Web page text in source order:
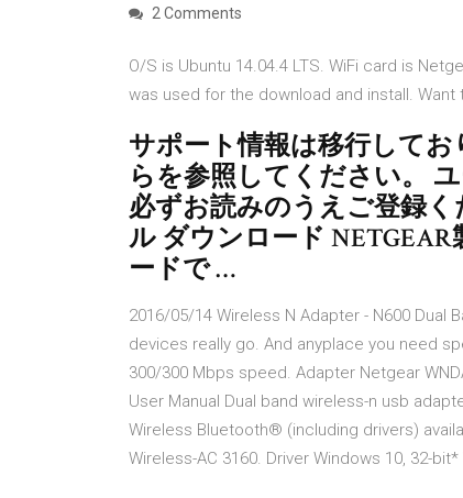
2 Comments
O/S is Ubuntu 14.04.4 LTS. WiFi card is
was used for the download and install.
サポート情報は移行して
らを参照してください。
必ずお読みのうえご登録く
ル ダウンロード
ードで …
2016/05/14 Wireless N Adapter - N600 Dual
devices really go. And anyplace you need
300/300 Mbps speed. Adapter Netgear
User Manual Dual band wireless-n usb
Wireless Bluetooth® (including drivers)
Wireless-AC 3160. Driver Windows 10, 32-